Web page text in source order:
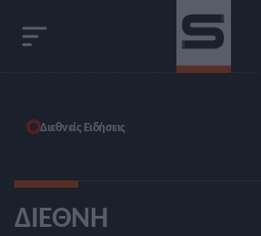
Διεθνείς Ειδήσεις
ΔΙΕΘΝΉ